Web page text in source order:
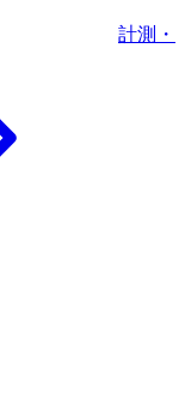
計測・